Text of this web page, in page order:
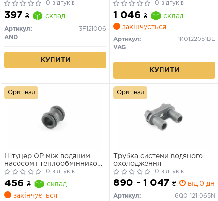
Golf II, Golf III, Polo II, Vento
0 відгуків
397 ₴ склад
Артикул:
3F121006
AND
КУПИТИ
0 відгуків
1 046 ₴
склад
закінчується
Артикул:
1K0122051BE
VAG
КУПИТИ
Штуцер ОР між водяним
насосом і теплообмінником
AUDI A3, A4 B8, A5, A6 C7,
A8 D4, Q3, Q5, TT; SEAT
ALTEA, ALTEA XL, EXEO,
EXEO ST, LEON; SKODA
0 відгуків
456 ₴
склад
закінчується
Оригінал
Трубка системи водяного
охолодження
0 відгуків
890 - 1 047 ₴ від 0 дн.
Артикул: 6Q0 121 065N
Оригінал